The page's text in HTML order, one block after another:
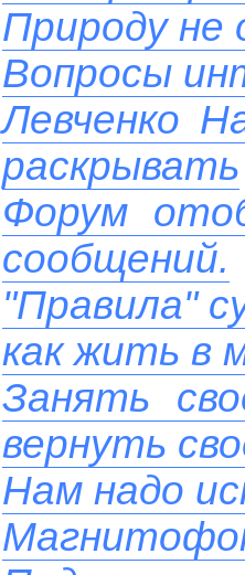
Природу не
Вопросы
Левченко
раскрывать
Форум
сообщений.
"Правила"
как жить в
Занять
вернуть
Нам надо